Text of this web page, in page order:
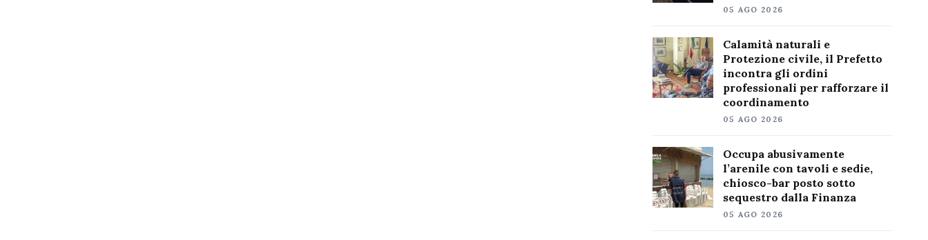
05 AGO 2026
Calamità naturali e
Protezione civile, il Prefetto
incontra gli ordini
professionali per rafforzare il
coordinamento
05 AGO 2026
Occupa abusivamente
l’arenile con tavoli e sedie,
chiosco-bar posto sotto
sequestro dalla Finanza
05 AGO 2026